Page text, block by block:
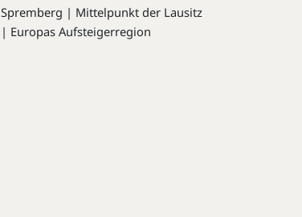
Spremberg | Mittelpunkt der Lausitz
| Europas Aufsteigerregion